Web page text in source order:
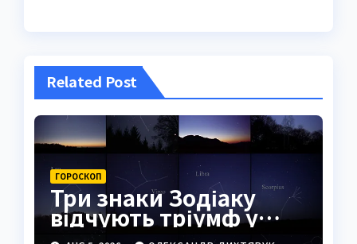
Related Post
ГОРОСКОП
Три знаки Зодіаку
відчують тріумф у
справах уже